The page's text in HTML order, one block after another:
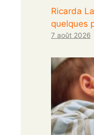
Ricarda
quelques
7 août 2026